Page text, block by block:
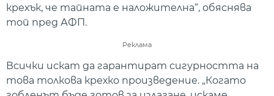
крехък, че тайната е наложителна“, обяснява
той пред АФП.
Реклама
Всички искат да гарантират сигурността на
това толкова крехко произведение. „Когато